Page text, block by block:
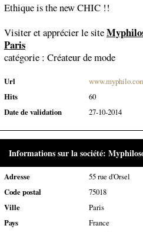
Ethique is the new CHIC !!
Visiter et apprécier le site
Paris
catégorie : Créateur de mode
Url
Hits
60
Date de validation
27-10-2014
Informations sur la société:
Adresse
55 rue d'Orsel
Code postal
75018
Ville
Paris
Pays
France